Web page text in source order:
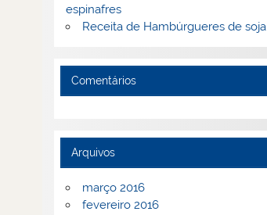
espinafres
Receita de Hambúrgueres de soja
Comentários
Arquivos
março 2016
fevereiro 2016